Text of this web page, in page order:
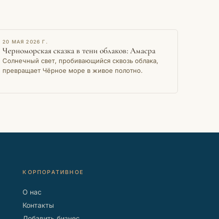
ОЧЕРК
20 МАЯ 2026 Г.
Черноморская сказка в тени облаков: Амасра
Солнечный свет, пробивающийся сквозь облака,
превращает Чёрное море в живое полотно.
КОРПОРАТИВНОЕ
О нас
Контакты